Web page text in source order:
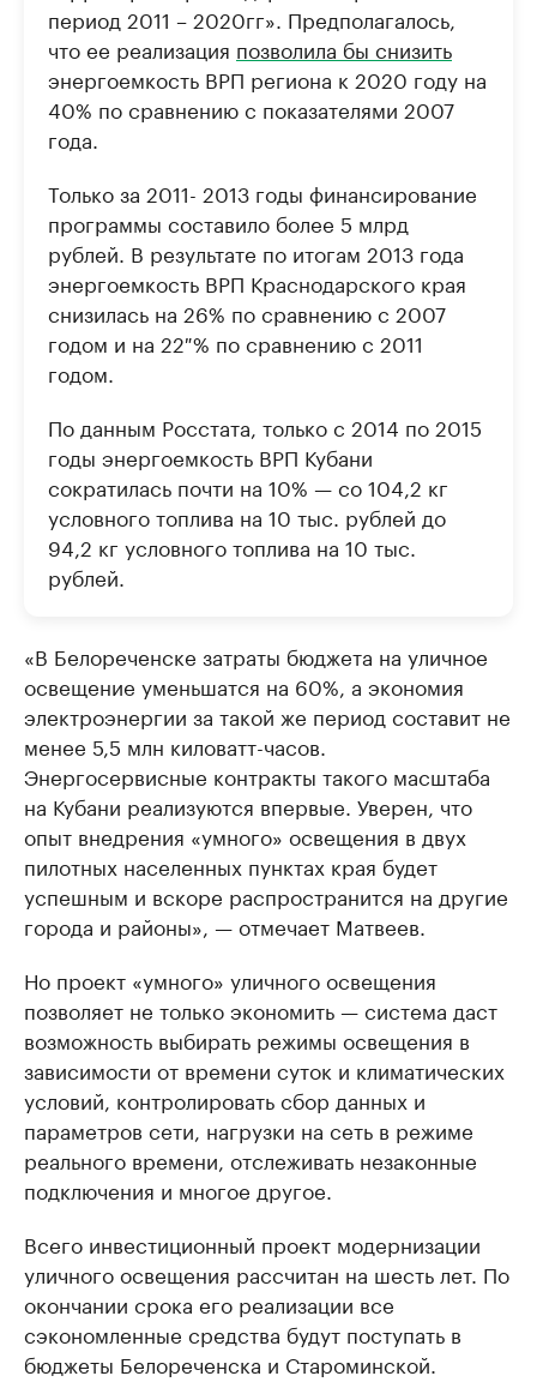
период 2011 – 2020гг». Предполагалось,
что ее реализация позволила бы снизить
энергоемкость ВРП региона к 2020 году на
40% по сравнению с показателями 2007
года.
Только за 2011- 2013 годы финансирование
программы составило более 5 млрд
рублей. В результате по итогам 2013 года
энергоемкость ВРП Краснодарского края
снизилась на 26% по сравнению с 2007
годом и на 22 % по сравнению с 2011
годом.
По данным Росстата, только с 2014 по 2015
годы энергоемкость ВРП Кубани
сократилась почти на 10% — со 104,2 кг
условного топлива на 10 тыс. рублей до
94,2 кг условного топлива на 10 тыс.
рублей.
«В Белореченске затраты бюджета на уличное
освещение уменьшатся на 60%, а экономия
электроэнергии за такой же период составит не
менее 5,5 млн киловатт-часов.
Энергосервисные контракты такого масштаба
на Кубани реализуются впервые. Уверен, что
опыт внедрения «умного» освещения в двух
пилотных населенных пунктах края будет
успешным и вскоре распространится на другие
города и районы», — отмечает Матвеев.
Но проект «умного» уличного освещения
позволяет не только экономить — система даст
возможность выбирать режимы освещения в
зависимости от времени суток и климатических
условий, контролировать сбор данных и
параметров сети, нагрузки на сеть в режиме
реального времени, отслеживать незаконные
подключения и многое другое.
Всего инвестиционный проект модернизации
уличного освещения рассчитан на шесть лет. По
окончании срока его реализации все
сэкономленные средства будут поступать в
бюджеты Белореченска и Староминской.